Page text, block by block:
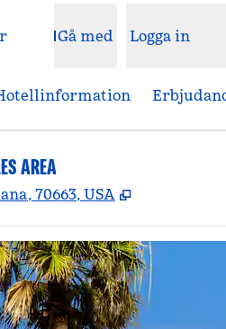
Gå med Logga in
AREA
70663, USA ,